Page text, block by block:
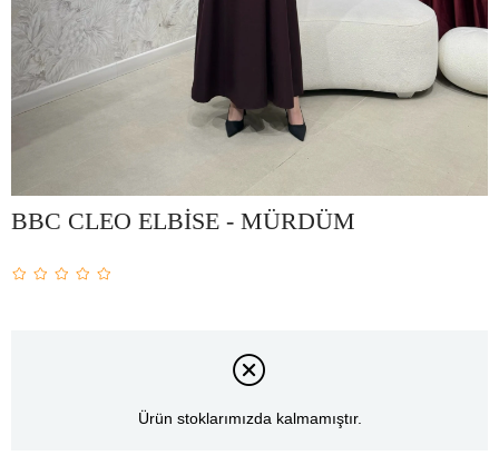
BBC CLEO ELBİSE - MÜRDÜM
Ürün stoklarımızda kalmamıştır.